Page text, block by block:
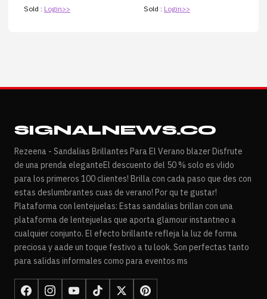
Sold : Login>>
Sold : Login>>
SIGNALNEWS.CO
Rezeena - Sandalias Brillantes Para El Verano blazer Disfrute
de una prenda eleganteEl descuento del 50 % solo es vlido
para los primeros 100 clientes! Brilla con cada paso que des con
estas deslumbrantes cuas de verano! Por qu te gustar!
Plataforma con lentejuelas: Estas sandalias brillan con una
plataforma de lentejuelas que aporta glamour instantneo a
cualquier conjunto. El efecto brillante refleja la luz de forma
preciosa y aade un toque festivo a tu look. Son perfectas tanto
para salidas informales como para eventos ms